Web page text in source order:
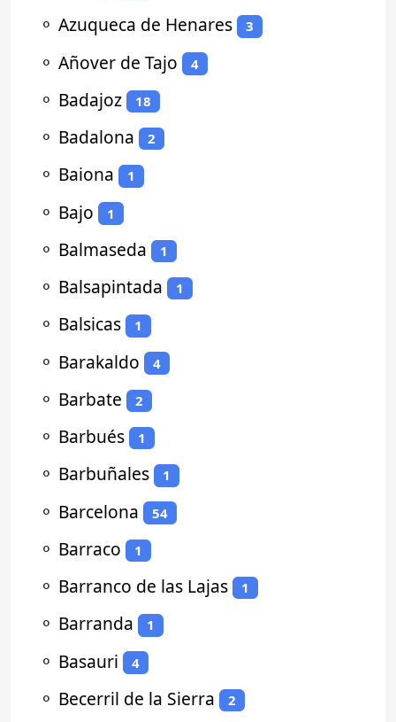
⚬ Azuqueca de Henares 3
⚬ Añover de Tajo 4
⚬ Badajoz 18
⚬ Badalona 2
⚬ Baiona 1
⚬ Bajo 1
⚬ Balmaseda 1
⚬ Balsapintada 1
⚬ Balsicas 1
⚬ Barakaldo 4
⚬ Barbate 2
⚬ Barbués 1
⚬ Barbuñales 1
⚬ Barcelona 54
⚬ Barraco 1
⚬ Barranco de las Lajas 1
⚬ Barranda 1
⚬ Basauri 4
⚬ Becerril de la Sierra 2